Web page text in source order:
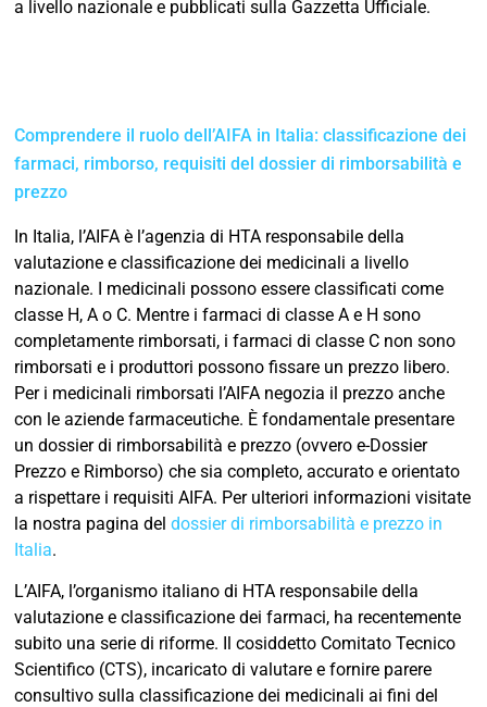
a livello nazionale e pubblicati sulla Gazzetta Ufficiale.
Comprendere il ruolo dell’AIFA in Italia: classificazione dei
farmaci, rimborso, requisiti del dossier di rimborsabilità e
prezzo
In Italia, l’AIFA è l’agenzia di HTA responsabile della
valutazione e classificazione dei medicinali a livello
nazionale. I medicinali possono essere classificati come
classe H, A o C. Mentre i farmaci di classe A e H sono
completamente rimborsati, i farmaci di classe C non sono
rimborsati e i produttori possono fissare un prezzo libero.
Per i medicinali rimborsati l’AIFA negozia il prezzo anche
con le aziende farmaceutiche. È fondamentale presentare
un dossier di rimborsabilità e prezzo (ovvero e-Dossier
Prezzo e Rimborso) che sia completo, accurato e orientato
a rispettare i requisiti AIFA. Per ulteriori informazioni visitate
la nostra pagina del dossier di rimborsabilità e prezzo in
Italia.
L’AIFA, l’organismo italiano di HTA responsabile della
valutazione e classificazione dei farmaci, ha recentemente
subito una serie di riforme. Il cosiddetto Comitato Tecnico
Scientifico (CTS), incaricato di valutare e fornire parere
consultivo sulla classificazione dei medicinali ai fini del